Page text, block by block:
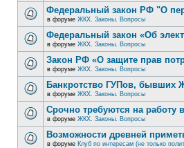
Федеральный закон РФ "О
в форуме ЖКХ. Законы. Вопросы
Федеральный закон «Об
в форуме ЖКХ. Законы. Вопросы
Закон РФ «О защите прав
в форуме ЖКХ. Законы. Вопросы
Банкротство ГУПов, бывших
в форуме ЖКХ. Законы. Вопросы
Срочно требуются на работу
в форуме ЖКХ. Законы. Вопросы
Возможности древней
в форуме Клуб по интересам (не только